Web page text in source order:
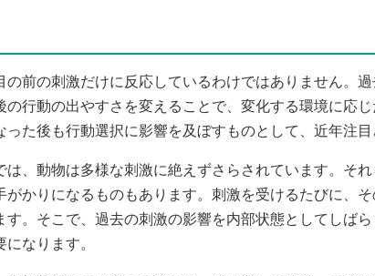
前の刺激だけに反応しているわけではありません。
の行動の出やすさを変えることで、変化する環境に応
った後も行動選択に影響を及ぼすものとして、近年注目
、動物は多様な刺激に絶えずさらされています。そ
がかりになるものもあります。刺激を受けるたびに、
す。そこで、過去の刺激の影響を内部状態としてしば
なります。